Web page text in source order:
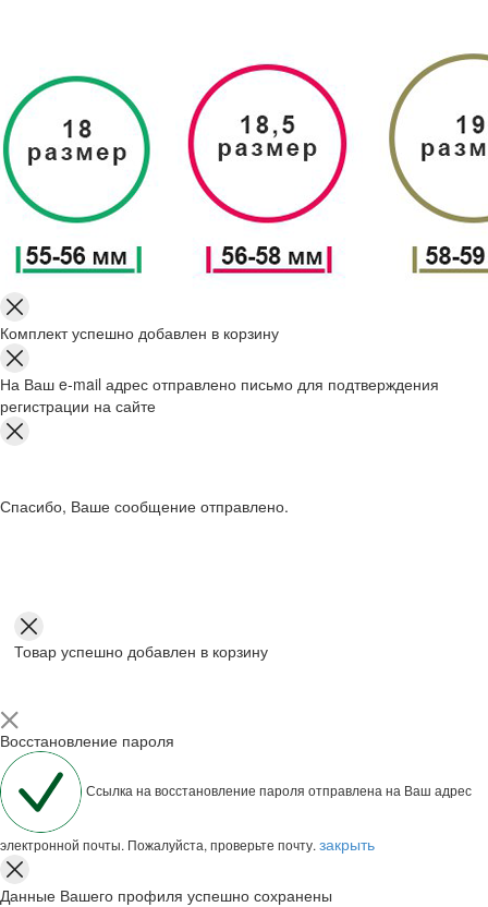
Комплект успешно добавлен в корзину
На Ваш e-mail адрес отправлено письмо для подтверждения
регистрации на сайте
Спасибо, Ваше сообщение отправлено.
Товар успешно добавлен в корзину
Восстановление пароля
Ссылка на восстановление пароля отправлена на Ваш адрес
электронной почты. Пожалуйста, проверьте почту. закрыть
Данные Вашего профиля успешно сохранены